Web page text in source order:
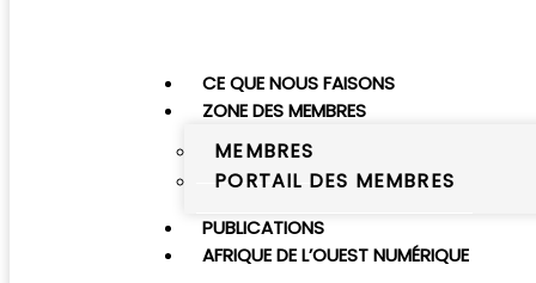
CE QUE NOUS FAISONS
ZONE DES MEMBRES
MEMBRES
PORTAIL DES MEMBRES
PUBLICATIONS
AFRIQUE DE L’OUEST NUMÉRIQUE